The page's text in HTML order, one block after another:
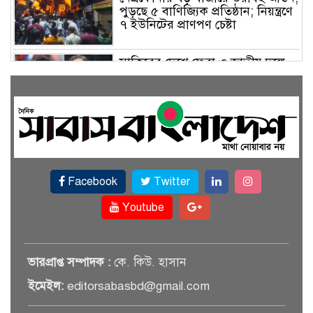
পুড়ছে ৫ বাণিজ্যিক প্রতিষ্ঠান; নিয়ন্ত্রণে
৭ ইউনিটের প্রাণপণ চেষ্টা
সাকিবের দেশে ফেরা ও জাতীয় দলে
ফেরার সম্ভাবনা নেই, ইঙ্গিত ক্রীড়া
ফেসবুকে যুক্ত হলো বিকাশ, সহজ
হলো ডিজিটাল পেমেন্ট
বৃষ্টি উপেক্ষা করে ‘জুলাই গণঅভ্যুত্থান
স্মৃতি জাদুঘরে’ দর্শনার্থীদের ঢল
সেমিকন্ডাক্টর খাতে সুখবর, আসছে
বিশেষ প্রণোদনা
Facebook
Twitter
Youtube
ভারপ্রাপ্ত সম্পাদক : কে. কিউ. হাসান
ইমেইল: editorsabasbd@gmail.com